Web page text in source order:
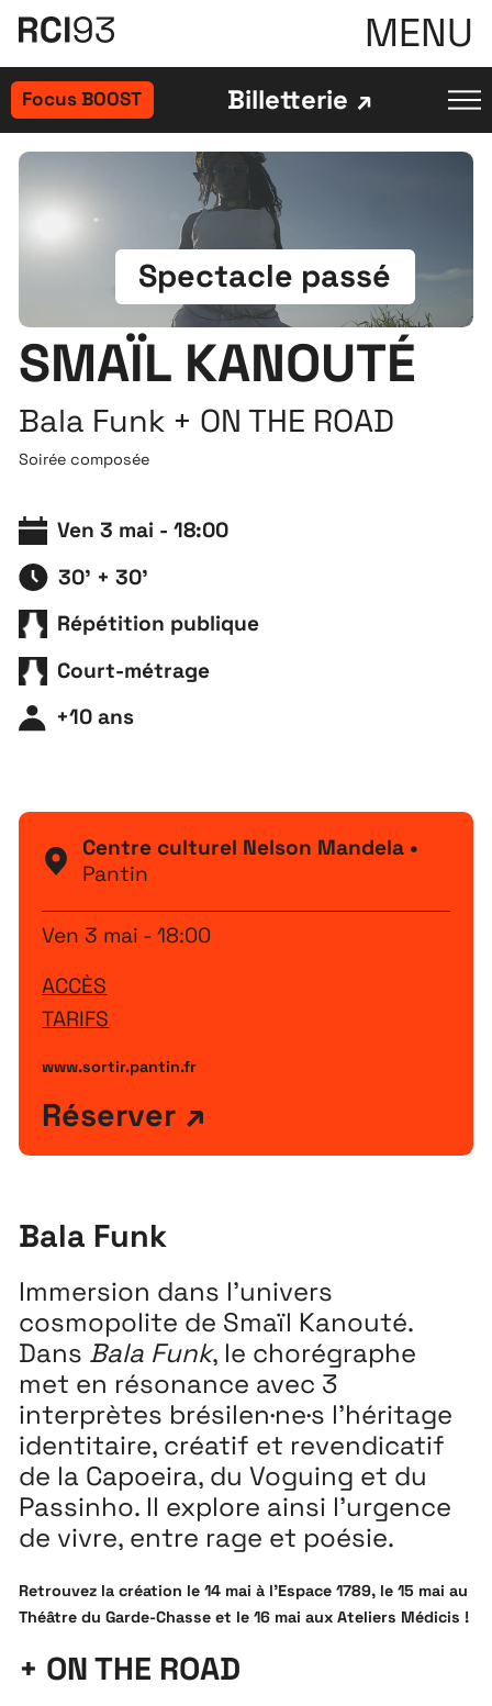
MENU
Focus BOOST Billetterie
Spectacle passé
SMAÏL KANOUTÉ
Bala Funk + ON THE ROAD
Soirée composée
Ven 3 mai - 18:00
30' + 30'
Répétition publique
Court-métrage
+10 ans
Bala Funk
Immersion dans l’univers
cosmopolite de Smaïl Kanouté.
Dans Bala Funk, le chorégraphe
met en résonance avec 3
interprètes brésilen·ne·s l’héritage
identitaire, créatif et revendicatif
de la Capoeira, du Voguing et du
Passinho. Il explore ainsi l’urgence
de vivre, entre rage et poésie.
Retrouvez la création le 14 mai à l’Espace 1789, le 15 mai au
Théâtre du Garde-Chasse et le 16 mai aux Ateliers Médicis !
+ ON THE ROAD
Centre culturel Nelson Mandela •
Pantin
Ven 3 mai - 18:00
ACCÈS
TARIFS
www.sortir.pantin.fr
Réserver